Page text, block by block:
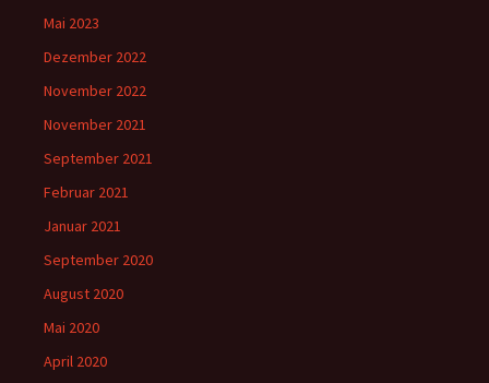
Mai 2023
Dezember 2022
November 2022
November 2021
September 2021
Februar 2021
Januar 2021
September 2020
August 2020
Mai 2020
April 2020